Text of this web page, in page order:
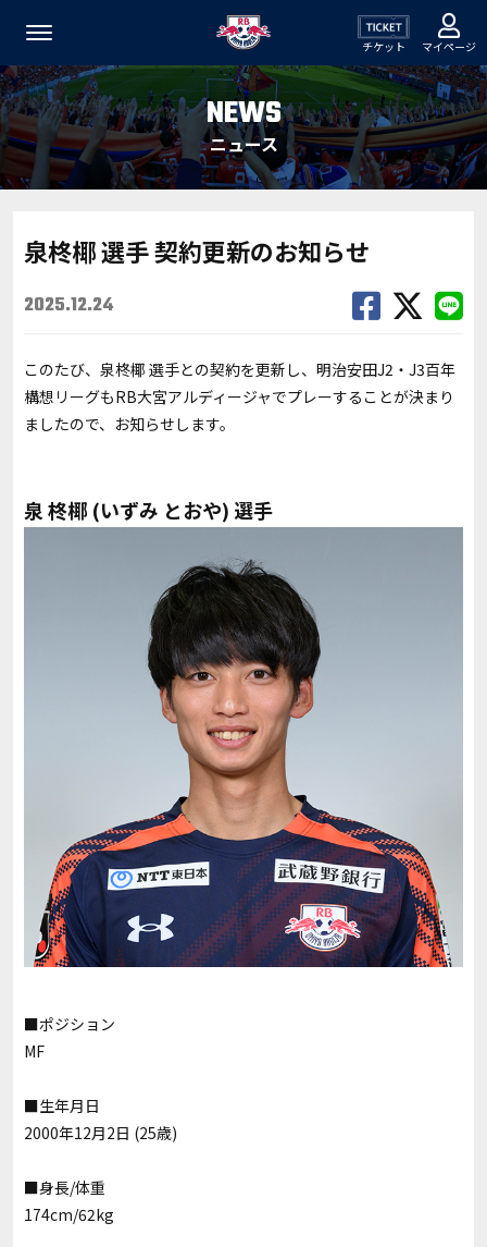
チケット マイページ
NEWS
ニュース
泉柊椰 選手 契約更新のお知らせ
2025.12.24
このたび、泉柊椰 選手との契約を更新し、明治安田J2・J3百年
構想リーグもRB大宮アルディージャでプレーすることが決まり
ましたので、お知らせします。
泉 柊椰 (いずみ とおや) 選手
■ポジション
MF
■生年月日
2000年12月2日 (25歳)
■身長/体重
174cm/62kg